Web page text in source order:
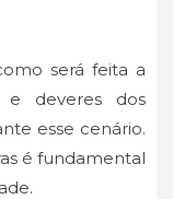
será feita a
deveres dos
esse cenário.
é fundamental